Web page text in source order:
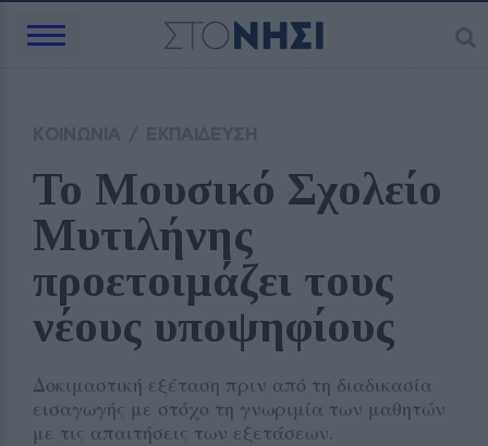
Το Μουσικό Σχολείο
Μυτιλήνης
προετοιμάζει τους
νέους υποψηφίους
Δοκιμαστική εξέταση πριν από τη διαδικασία
εισαγωγής με στόχο τη γνωριμία των μαθητών
με τις απαιτήσεις των εξετάσεων.